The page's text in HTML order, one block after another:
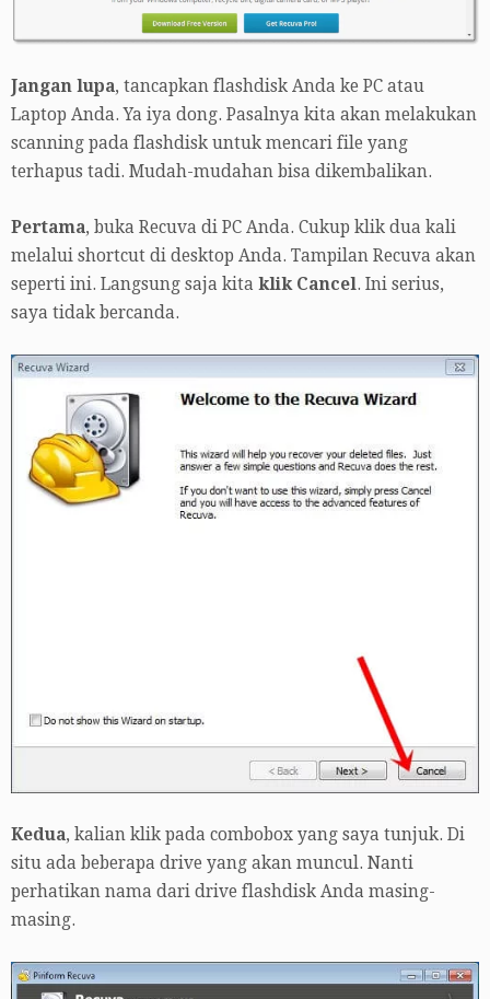
Jangan lupa, tancapkan flashdisk Anda ke PC atau
Laptop Anda. Ya iya dong. Pasalnya kita akan melakukan
scanning pada flashdisk untuk mencari file yang
terhapus tadi. Mudah-mudahan bisa dikembalikan.
Pertama, buka Recuva di PC Anda. Cukup klik dua kali
melalui shortcut di desktop Anda. Tampilan Recuva akan
seperti ini. Langsung saja kita klik Cancel. Ini serius,
saya tidak bercanda.
Kedua, kalian klik pada combobox yang saya tunjuk. Di
situ ada beberapa drive yang akan muncul. Nanti
perhatikan nama dari drive flashdisk Anda masing-
masing.